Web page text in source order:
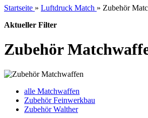
Startseite » Luftdruck Match » Zubehör
Aktueller Filter
Zubehör
alle Matchwaffen
Zubehör Feinwerkbau
Zubehör Walther